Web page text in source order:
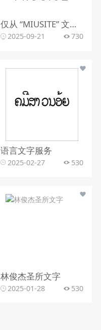
仅从 “MIUSITE” 文字和字母 “M” 的图形标识，难以精准判断行业。
2025-09-21 730
语言文字服务
2025-02-27 530
林俊杰圣所文字
2025-01-28 530